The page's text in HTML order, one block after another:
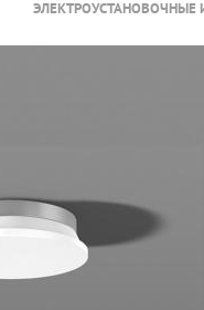
ЭЛЕКТРОУСТАНОВОЧНЫЕ